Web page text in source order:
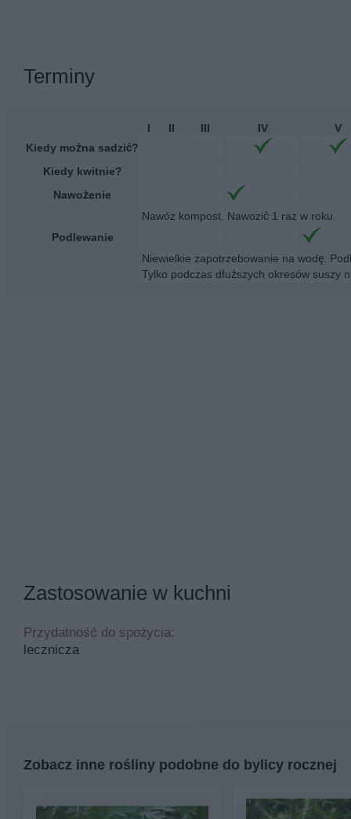
Terminy
I II III IV
V
Kiedy można sadzić?
Kiedy kwitnie?
Nawożenie
Nawóz kompost. Nawozić 1 raz w roku.
Podlewanie
Niewielkie zapotrzebowanie na wodę.
Tylko podczas dłuższych okresów suszy
Zastosowanie w kuchni
Przydatność do spożycia:
lecznicza
Zobacz inne rośliny podobne do bylicy rocznej